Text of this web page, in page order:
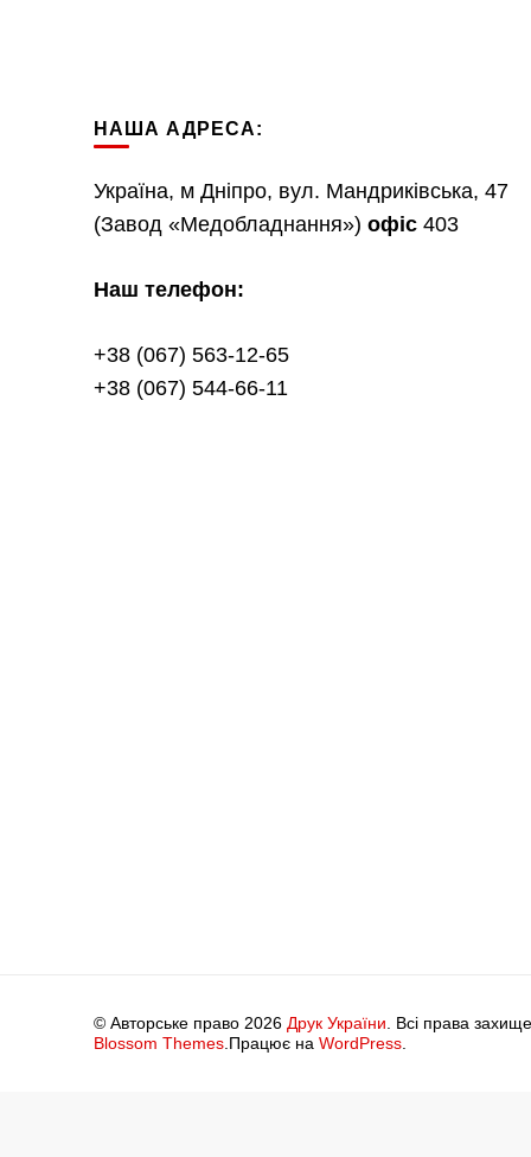
НАША АДРЕСА:
Україна, м Дніпро, вул. Мандриківська, 47
(Завод «Медобладнання») офіс 403
Наш телефон:
+38 (067) 563-12-65
+38 (067) 544-66-11
© Авторське право 2026 Друк України . Всі права
Blossom Themes .Працює на WordPress